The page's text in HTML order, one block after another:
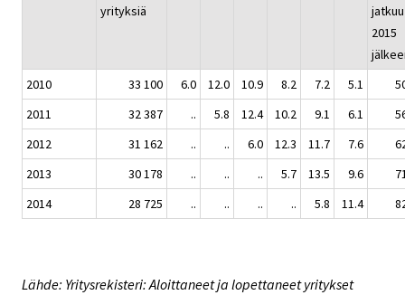
yrityksiä
jatkuu
2015
2010
33 100 6.0 12.0 10.9 8.2 7.2 5.1
2011
32 387 .. 5.8 12.4 10.2 9.1 6.1
2012
31 162 .. .. 6.0 12.3 11.7 7.6
2013
30 178 .. .. .. 5.7 13.5 9.6
2014
28 725 .. .. .. .. 5.8 11.4
Lähde: Yritysrekisteri: Aloittaneet ja lopettaneet yritykset